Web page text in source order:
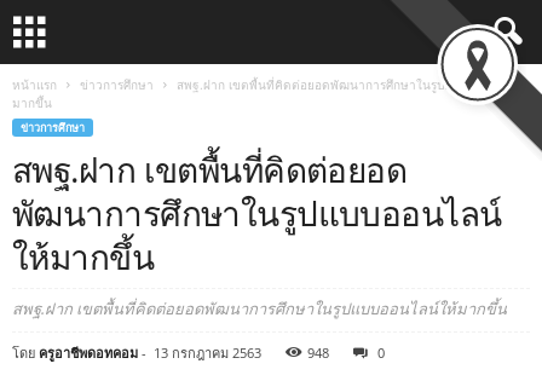
หน้าแรก ข่าวการศึกษา
สพฐ.ฝาก เขตพื้นที่คิดต่อยอดพัฒนาการศึกษาในรูปแบบออนไลน์ให้
มากขึ้น
ข่าวการศึกษา
สพฐ.ฝาก เขตพื้นที่คิดต่อยอด
พัฒนาการศึกษาในรูปแบบออนไลน์
ให้มากขึ้น
สพฐ.ฝาก เขตพื้นที่คิดต่อยอดพัฒนาการศึกษาในรูปแบบออนไลน์ให้มากขึ้น
โดย ครูอาชีพดอทคอม - 13 กรกฎาคม 2563 948 0